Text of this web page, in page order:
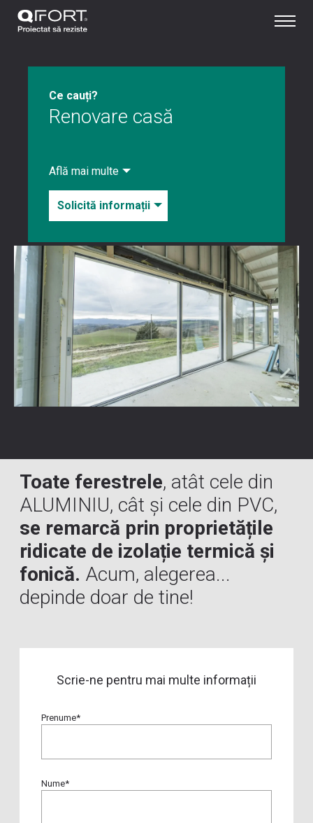
Ce cauți?
Renovare casă
Află mai multe
Solicită informații
Toate ferestrele, atât cele din
ALUMINIU, cât și cele din PVC,
se remarcă prin proprietățile
ridicate de izolație termică și
fonică. Acum, alegerea...
depinde doar de tine!
Scrie-ne pentru mai multe informații
Prenume*
Nume*